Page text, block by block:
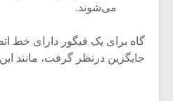
می‌شوند.
گاه برای یک فیگور دارای خط
جایگزین درنظر گرفت، مانند
شیش و نیم»